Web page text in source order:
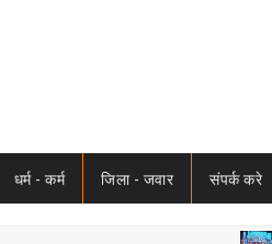
धर्म - कर्म जिला - जवार संपर्क करे